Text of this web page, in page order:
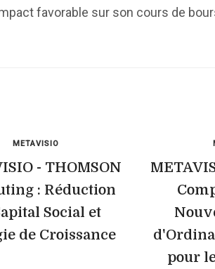
favorable sur son cours de
METAVISIO
- THOMSON
: Réduction
Social et
de Croissance
pour